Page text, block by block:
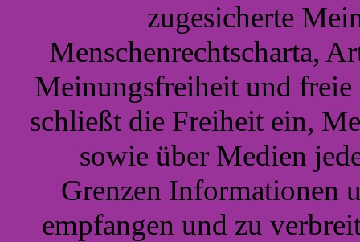
zugesicherte
Menschenrechtscharta,
Meinungsfreiheit und freie
schließt die Freiheit ein,
sowie über Medien
Grenzen Informationen
empfangen und zu